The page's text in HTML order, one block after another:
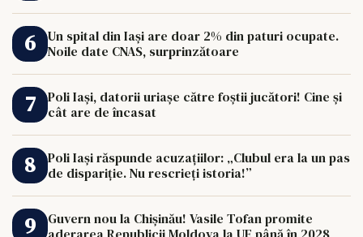
Un spital din Iași are doar 2% din paturi ocupate.
Noile date CNAS, surprinzătoare
Poli Iași, datorii uriașe către foștii jucători! Cine și
cât are de încasat
Poli Iași răspunde acuzațiilor: „Clubul era la un pas
de dispariție. Nu rescrieți istoria!”
Guvern nou la Chișinău! Vasile Tofan promite
aderarea Republicii Moldova la UE până în 2028